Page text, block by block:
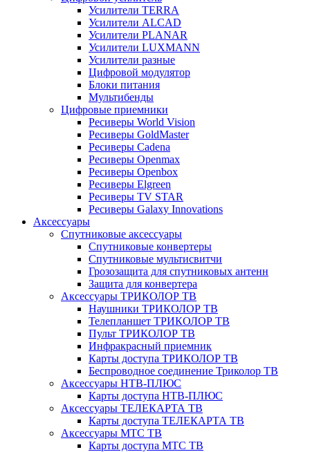
Усилители TERRA
Усилители ALCAD
Усилители PLANAR
Усилители LUXMANN
Усилители разные
Цифровой модулятор
Блоки питания
Мультибенды
Цифровые приемники
Ресиверы World Vision
Ресиверы GoldMaster
Ресиверы Cadena
Ресиверы Openmax
Ресиверы Openbox
Ресиверы Elgreen
Ресиверы TV STAR
Ресиверы Galaxy Innovations
Аксессуары
Спутниковые аксессуары
Спутниковые конвертеры
Спутниковые мультисвитчи
Грозозащита для спутниковых антенн
Защита для конвертера
Аксессуары ТРИКОЛОР ТВ
Наушники ТРИКОЛОР ТВ
Телепланшет ТРИКОЛОР ТВ
Пульт ТРИКОЛОР ТВ
Инфракрасный приемник
Карты доступа ТРИКОЛОР ТВ
Беспроводное соединение Триколор ТВ
Аксессуары НТВ-ПЛЮС
Карты доступа НТВ-ПЛЮС
Аксессуары ТЕЛЕКАРТА ТВ
Карты доступа ТЕЛЕКАРТА ТВ
Аксессуары МТС ТВ
Карты доступа МТС ТВ